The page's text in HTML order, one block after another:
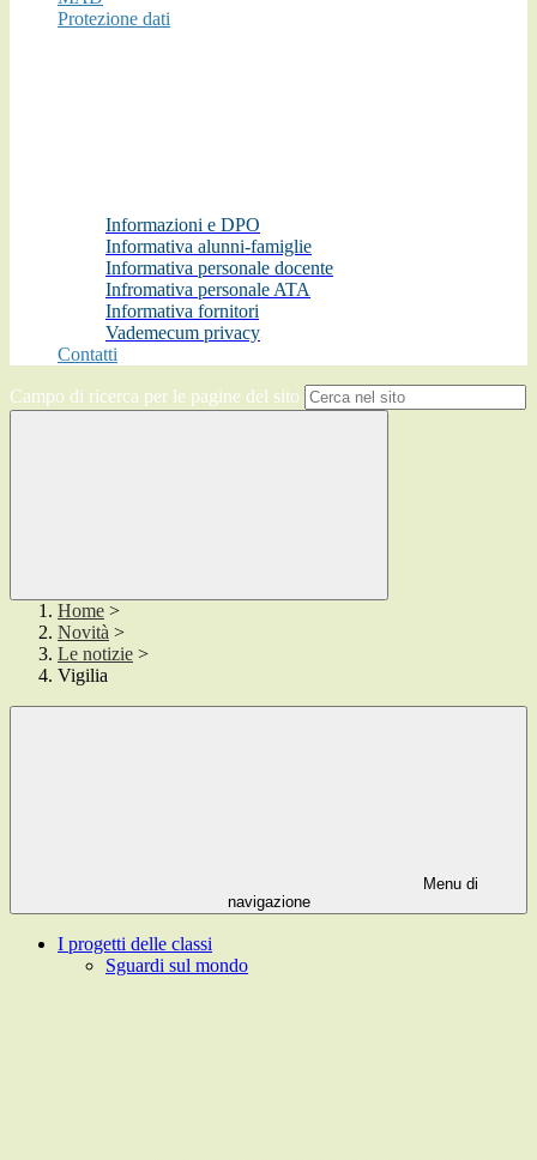
Protezione dati
Informazioni e DPO
Informativa alunni-famiglie
Informativa personale docente
Infromativa personale ATA
Informativa fornitori
Vademecum privacy
Contatti
Campo di ricerca per le pagine del sito
Home >
Novità >
Le notizie >
Vigilia
Menu di
navigazione
I progetti delle classi
Sguardi sul mondo